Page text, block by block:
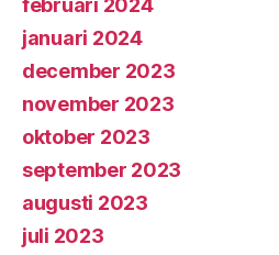
januari 2024
december 2023
november 2023
oktober 2023
september 2023
augusti 2023
juli 2023